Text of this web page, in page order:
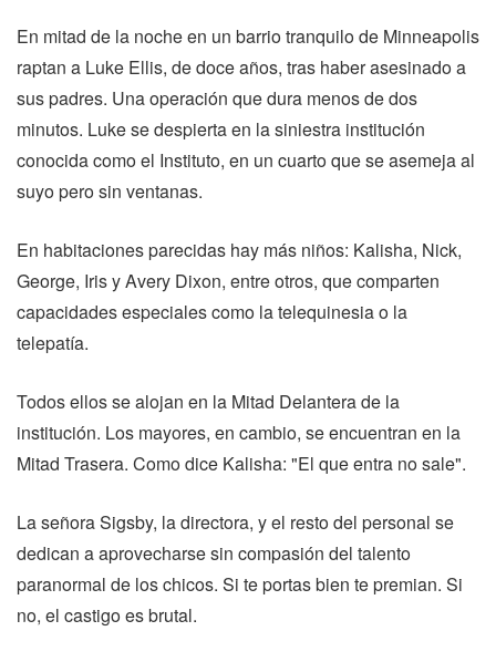
En mitad de la noche en un barrio tranquilo de Minneapolis
raptan a Luke Ellis, de doce años, tras haber asesinado a
sus padres. Una operación que dura menos de dos
minutos. Luke se despierta en la siniestra institución
conocida como el Instituto, en un cuarto que se asemeja al
suyo pero sin ventanas.
En habitaciones parecidas hay más niños: Kalisha, Nick,
George, Iris y Avery Dixon, entre otros, que comparten
capacidades especiales como la telequinesia o la
telepatía.
Todos ellos se alojan en la Mitad Delantera de la
institución. Los mayores, en cambio, se encuentran en la
Mitad Trasera. Como dice Kalisha: "El que entra no sale".
La señora Sigsby, la directora, y el resto del personal se
dedican a aprovecharse sin compasión del talento
paranormal de los chicos. Si te portas bien te premian. Si
no, el castigo es brutal.